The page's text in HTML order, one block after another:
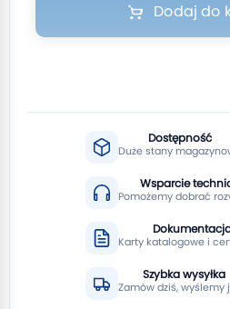
Dodaj do
Dostępność
Duże stany
Wsparcie
Pomożemy dobrać
Karty katalogowe i
Szybka wysyłka
Zamów dziś, wyślemy